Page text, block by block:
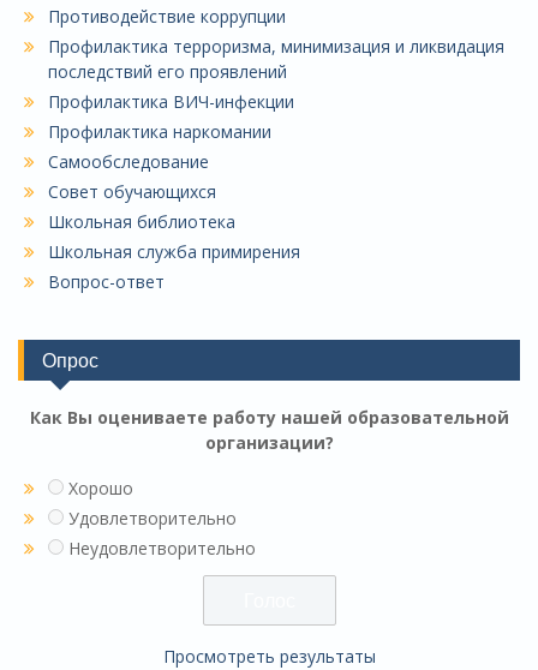
Противодействие коррупции
Профилактика терроризма, минимизация и ликвидация
последствий его проявлений
Профилактика ВИЧ-инфекции
Профилактика наркомании
Самообследование
Совет обучающихся
Школьная библиотека
Школьная служба примирения
Вопрос-ответ
Опрос
Как Вы оцениваете работу нашей образовательной
организации?
Хорошо
Удовлетворительно
Неудовлетворительно
Просмотреть результаты